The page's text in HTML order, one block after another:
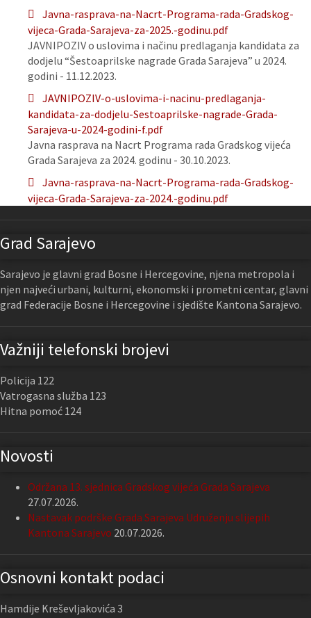
Javna-rasprava-na-Nacrt-Programa-rada-Gradskog-
vijeca-Grada-Sarajeva-za-2025.-godinu.pdf
JAVNIPOZIV o uslovima i načinu predlaganja kandidata za
dodjelu “Šestoaprilske nagrade Grada Sarajeva” u 2024.
godini - 11.12.2023.
JAVNIPOZIV-o-uslovima-i-nacinu-predlaganja-
kandidata-za-dodjelu-Sestoaprilske-nagrade-Grada-
Sarajeva-u-2024-godini-f.pdf
Javna rasprava na Nacrt Programa rada Gradskog vijeća
Grada Sarajeva za 2024. godinu - 30.10.2023.
Javna-rasprava-na-Nacrt-Programa-rada-Gradskog-
vijeca-Grada-Sarajeva-za-2024.-godinu.pdf
Grad Sarajevo
Sarajevo je glavni grad Bosne i Hercegovine, njena metropola i
njen najveći urbani, kulturni, ekonomski i prometni centar, glavni
grad Federacije Bosne i Hercegovine i sjedište Kantona Sarajevo.
Važniji telefonski brojevi
Policija 122
Vatrogasna služba 123
Hitna pomoć 124
Novosti
Održana 13. sjednica Gradskog vijeća Grada Sarajeva
27.07.2026.
Nastavak podrške Grada Sarajeva Udruženju slijepih
Kantona Sarajevo 20.07.2026.
Osnovni kontakt podaci
Hamdije Kreševljakovića 3